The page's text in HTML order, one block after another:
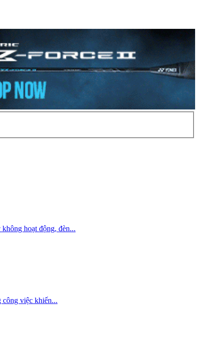
hoạt động, đèn...
việc khiến...